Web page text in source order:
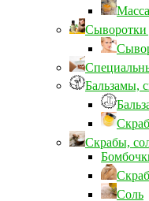
Сыворотки
Бальзамы,
Скраб
Скрабы,
Скраб
Соль